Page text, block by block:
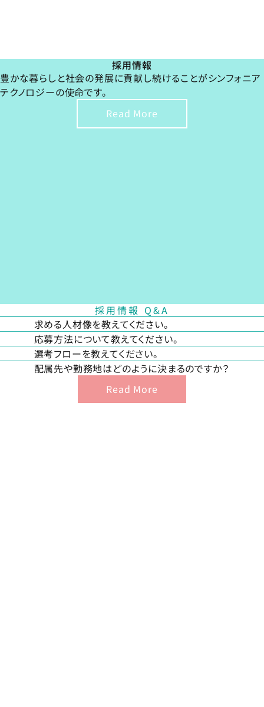
採用情報
豊かな暮らしと社会の発展に貢献し続けることがシンフォニア
テクノロジーの使命です。
Read More
採用情報 Q&A
求める人材像を教えてください。
応募方法について教えてください。
選考フローを教えてください。
配属先や勤務地はどのように決まるのですか？
Read More